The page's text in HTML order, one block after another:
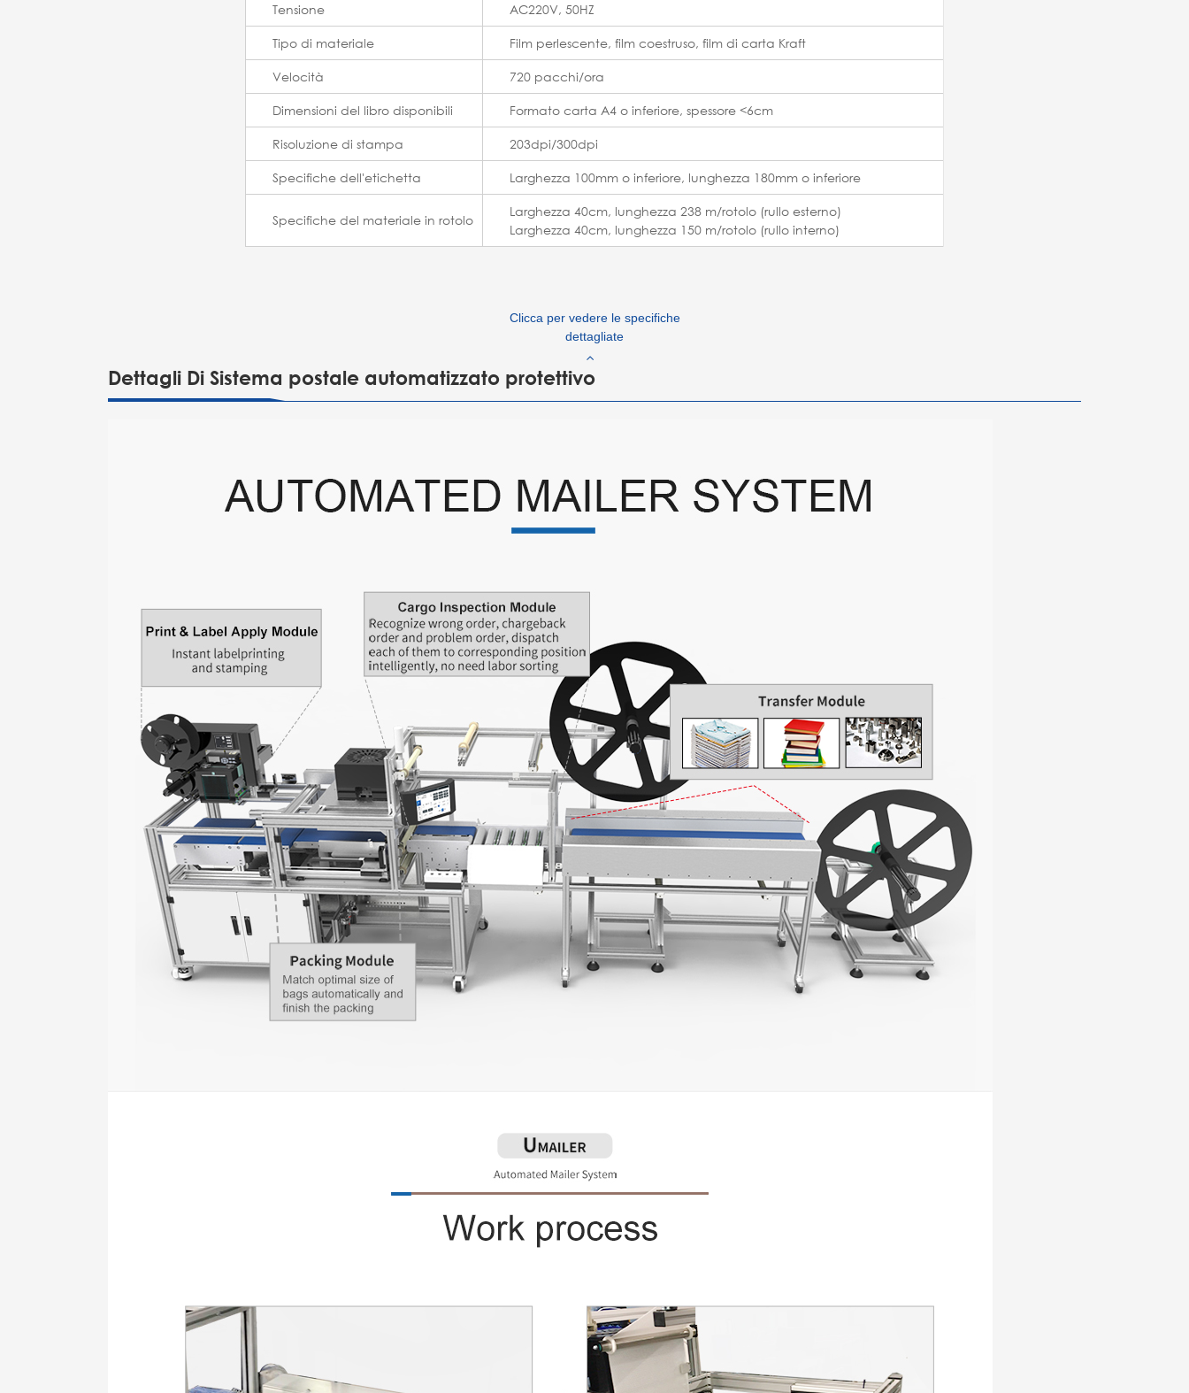
Tensione
AC220V, 50HZ
Tipo di materiale
Film perlescente, film coestruso, film di carta Kraft
Velocità
720 pacchi/ora
Dimensioni del libro disponibili
Formato carta A4 o inferiore, spessore <6cm
Risoluzione di stampa
203dpi/300dpi
Specifiche dell'etichetta
Larghezza 100mm o inferiore, lunghezza 180mm o inferiore
Specifiche del materiale in rotolo
Larghezza 40cm, lunghezza 238 m/rotolo (rullo esterno)
Larghezza 40cm, lunghezza 150 m/rotolo (rullo interno)
Clicca per vedere le specifiche
dettagliate
Dettagli Di Sistema postale automatizzato protettivo